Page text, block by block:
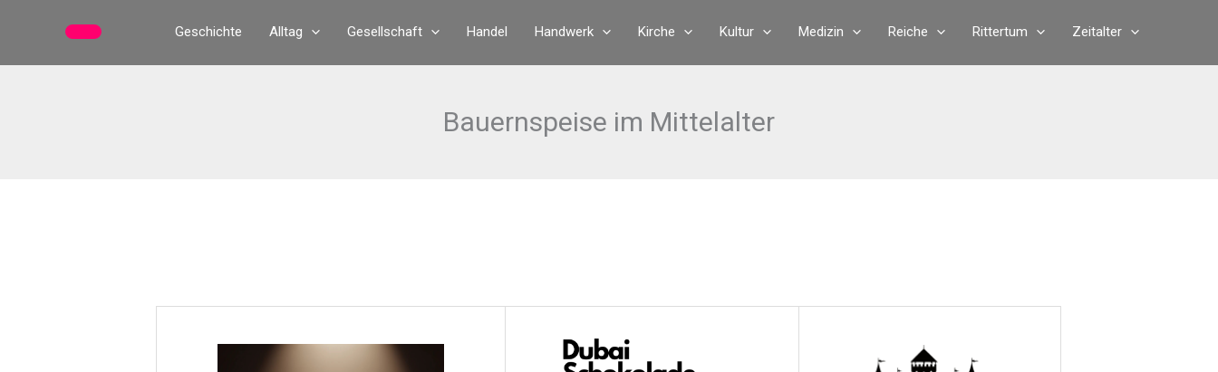
Geschichte Alltag Gesellschaft Handel Handwerk Kirche Kultur Medizin Reiche Rittertum Zeitalter
Bauernspeise im Mittelalter